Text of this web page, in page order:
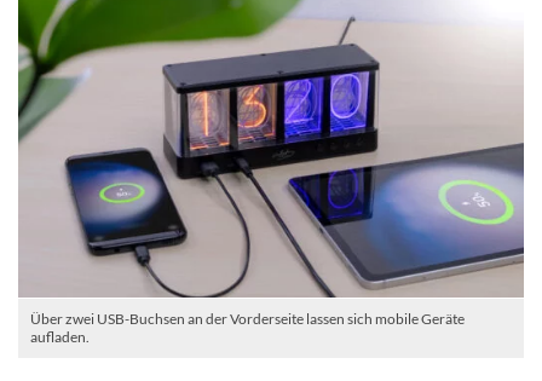
Über zwei USB-Buchsen an der Vorderseite lassen sich mobile Geräte
aufladen.